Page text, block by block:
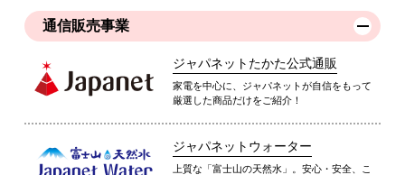
通信販売事業
ジャパネットたかた公式通販
家電を中心に、ジャパネットが自信をもって
厳選した商品だけをご紹介！
ジャパネットウォーター
上質な「富士山の天然水」。安心・安全、こ